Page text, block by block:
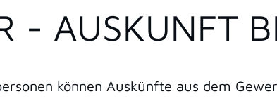
- AUSKUNFT
können Auskünfte aus dem